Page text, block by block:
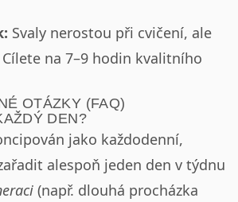
Svaly nerostou při cvičení, ale
na 7–9 hodin kvalitního
OTÁZKY (FAQ)
DEN?
jako každodenní,
alespoň jeden den v týdnu
(např. dlouhá procházka